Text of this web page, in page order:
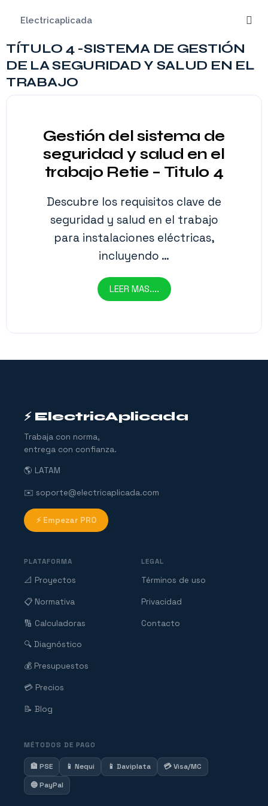
contenido
Electricaplicada
TÍTULO 4 -SISTEMA DE GESTIÓN
DE LA SEGURIDAD Y SALUD EN EL
TRABAJO
Gestión del sistema de
seguridad y salud en el
trabajo Retie – Titulo 4
Descubre los requisitos clave de
seguridad y salud en el trabajo
para instalaciones eléctricas,
incluyendo …
LEER MAS....
⚡ ElectricAplicada
Trabaja con norma,
entrega con confianza.
🌎 LATAM
✉️ soporte@electricaplicada.com
⚡ Empezar PRO
PLATAFORMA
📐 Proyectos
📋 Normativa
🔢 Calculadoras
🔍 Diagnóstico
💰 Presupuestos
💳 Precios
📝 Blog
LEGAL
Términos de uso
Privacidad
Contacto
MÉTODOS DE PAGO
🏦 PSE 📱 Nequi 📱 Daviplata
💳 Visa/MC
🔵 PayPal